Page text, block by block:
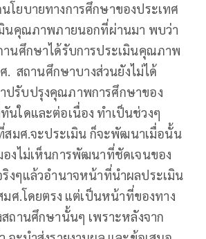
โยบายทางการศึกษาของประเทศ
มินคุณภาพภายนอกที่ผ่านมา พบว่า
านศึกษาได้รับการประเมินคุณภาพ
. สถานศึกษาบางส่วนยังไม่ได้
ปรับปรุงคุณภาพการศึกษาของ
ใดและต่อเนื่อง ทำเป็นช่วงๆ
สมศ.จะประเมิน ก็จะพัฒนาเมื่อนั้น
องไม่เห็นการพัฒนาที่ชัดเจนของ
งๆแล้วอำนาจหน้าที่นำผลประเมิน
มศ.โดยตรง แต่เป็นหน้าที่ของทาง
ถานศึกษานั้นๆ เพราะหลังจาก